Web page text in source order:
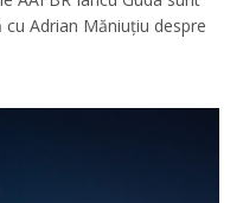
Adrian Măniuțiu despre